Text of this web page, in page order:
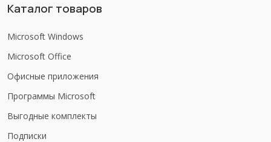
Каталог товаров
Microsoft Windows
Microsoft Office
Офисные приложения
Программы Microsoft
Выгодные комплекты
Подписки